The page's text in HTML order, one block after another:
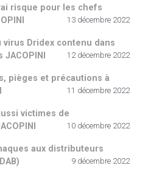
risque pour les chefs
13 décembre 2022
Dridex contenu dans
12 décembre 2022
pièges et précautions à
11 décembre 2022
victimes de
10 décembre 2022
aux distributeurs
9 décembre 2022